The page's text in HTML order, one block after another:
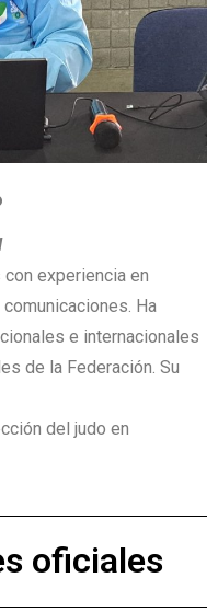
experiencia en
Ha
e internacionales
de la Federación. Su
del judo en
oficiales